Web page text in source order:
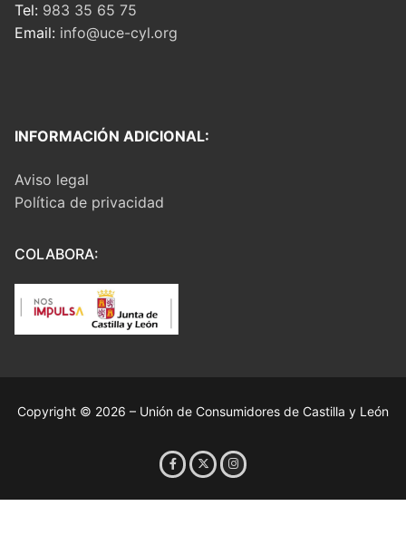
Tel: 983 35 65 75
Email: info@uce-cyl.org
INFORMACIÓN ADICIONAL:
Aviso legal
Política de privacidad
COLABORA:
Copyright © 2026 – Unión de Consumidores de Castilla y León